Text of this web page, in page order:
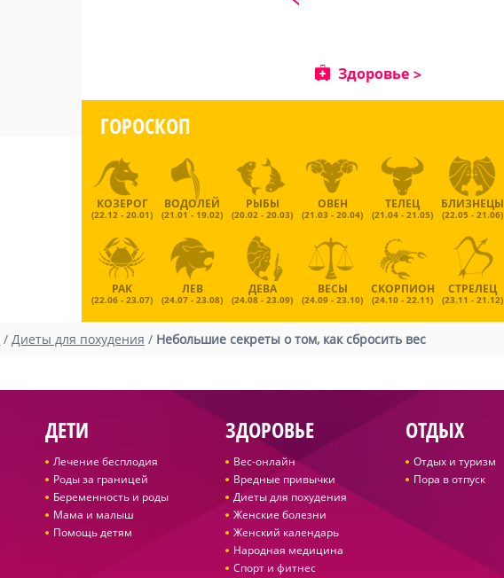
Здоровье
ГОРОСКОП
КОЗЕРОГ
(22.12 - 20.01)
ВОДОЛЕЙ
(21.01 - 19.02)
РЫБЫ
(20.02 - 20.03)
ОВЕН
(21.03 - 20.04)
ТЕЛЕЦ
(21.04 - 21.05)
БЛИЗНЕЦЫ
(22.05 - 21.06)
РАК
(22.06 - 23.07)
ЛЕВ
(24.07 - 23.08)
ДЕВА
(24.08 - 23.09)
ВЕСЫ
(24.09 - 23.10)
СКОРПИОН
(24.10 - 22.11)
СТРЕЛЕЦ
(23.11 - 21.12)
/ Диеты для похудения / Небольшие секреты о том, как сбросить вес
ДЕТИ
Лечение бесплодия
Роды за границей
Беременность и роды
Мама и малыш
Помощь детям
ЗДОРОВЬЕ
Вес-онлайн
Вредные привычки
Диеты для похудения
Женские болезни
Женский календарь
Народная медицина
Спорт и фитнес
ОТДЫХ
Отдых и туризм
Пора в отпуск